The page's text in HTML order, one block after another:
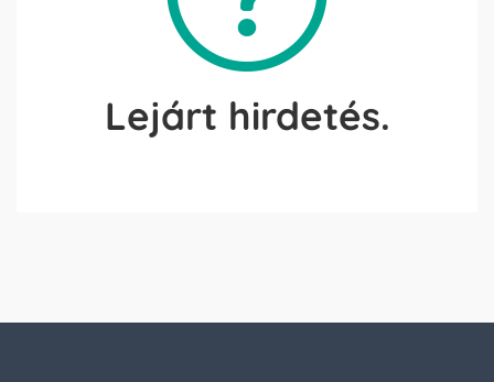
Lejárt hirdetés.